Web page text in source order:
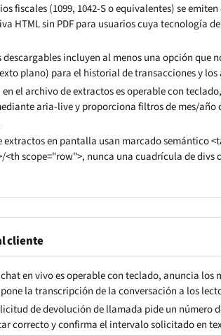
fiscales (1099, 1042-S o equivalentes) se
HTML sin PDF para usuarios cuya tecnología
incluyen al menos una opción que
plano) para el historial de transacciones y
en el archivo de extractos es operable con
aria-live y proporciona filtros de mes/
extractos en pantalla usan marcado semántico
<th scope="row">, nunca una cuadrícula de divs
cliente
en vivo es operable con teclado, anuncia los
la transcripción de la conversación a los
de devolución de llamada pide un número
correcto y confirma el intervalo solicitado en